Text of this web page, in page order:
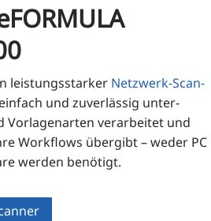
leis­tungs­star­ker Netz­werk-Scan­
und zuver­läs­sig unter­
Vor­la­gen­ar­ten ver­ar­bei­tet und
Work­flows über­gibt – weder PC
wer­den benötigt.